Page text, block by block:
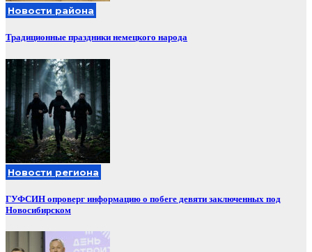
Новости района
Традиционные праздники немецкого народа
Новости региона
ГУФСИН опроверг информацию о побеге девяти заключенных под
Новосибирском